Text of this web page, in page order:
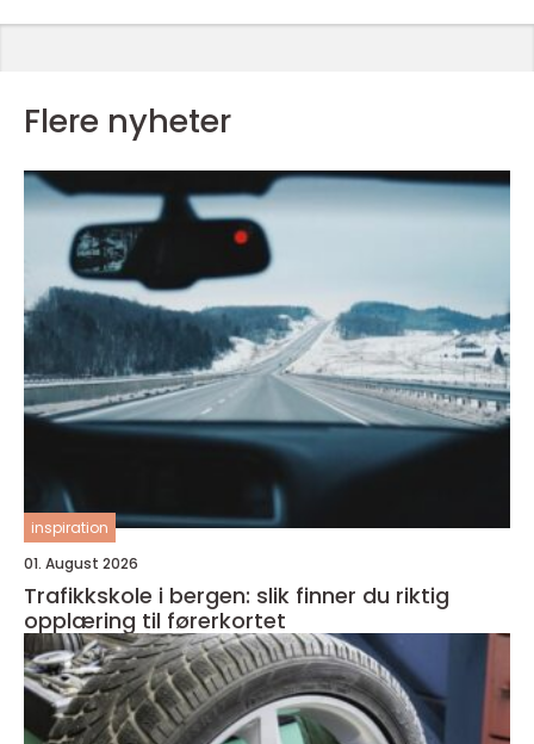
Flere nyheter
inspiration
01. August 2026
Trafikkskole i bergen: slik finner du riktig
opplæring til førerkortet